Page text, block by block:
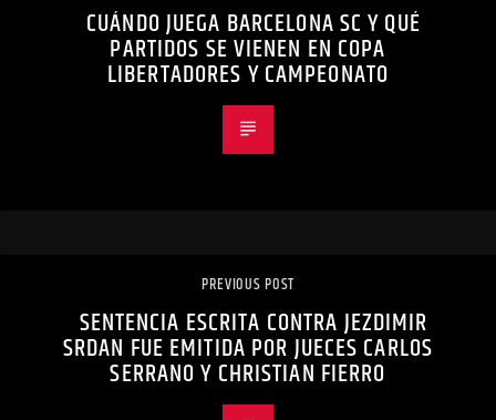
CUÁNDO JUEGA BARCELONA SC Y QUÉ
PARTIDOS SE VIENEN EN COPA
LIBERTADORES Y CAMPEONATO
PREVIOUS POST
SENTENCIA ESCRITA CONTRA JEZDIMIR
SRDAN FUE EMITIDA POR JUECES CARLOS
SERRANO Y CHRISTIAN FIERRO